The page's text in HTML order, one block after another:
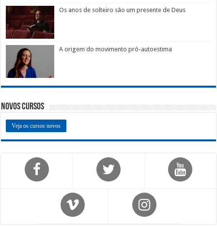
Os anos de solteiro são um presente de Deus
A origem do movimento pró-autoestima
Novos Cursos
Veja os cursos novos